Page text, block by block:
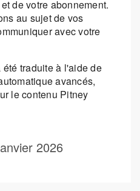
de votre abonnement.
au sujet de vos
avec votre
traduite à l'aide de
avancés,
le contenu Pitney
2026